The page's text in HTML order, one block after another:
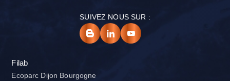
SUIVEZ NOUS SUR :
Filab
Ecoparc Dijon Bourgogne